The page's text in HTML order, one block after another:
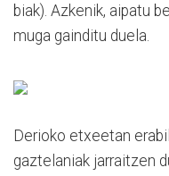
biak). Azkenik, aipatu
muga gainditu duela.
Derioko etxeetan
gaztelaniak jarraitzen